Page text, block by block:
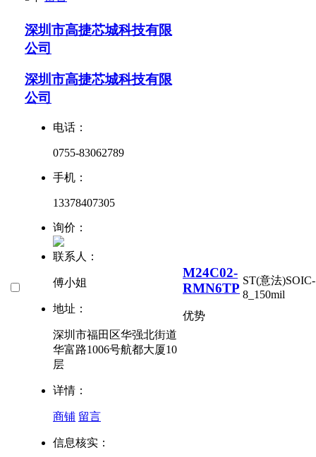
深圳市高捷芯城科技有限
公司
深圳市高捷芯城科技有限
公司
电话：
0755-83062789
手机：
13378407305
询价：
联系人：
傅小姐
地址：
深圳市福田区华强北街道
华富路1006号航都大厦10
层
详情：
商铺 留言
信息核实：
M24C02-
RMN6TP
优势
ST(意法)SOIC-
8_150mil